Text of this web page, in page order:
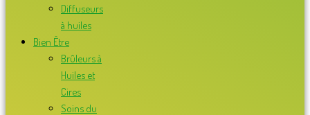
Diffuseurs
à huiles
Bien Être
Brûleurs à
Huiles et
Cires
Soins du